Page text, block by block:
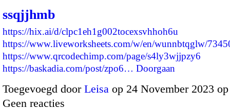
ssqjjhmb
https://hix.ai/d/clpc1eh1g002tocexsvhhoh6u
https://www.liveworksheets.com/w/en/wunnbtqglw/
https://www.qrcodechimp.com/page/s4ly3wjjpzy6
https://baskadia.com/post/zpo6… Doorgaan
Toegevoegd door Leisa op 24 November 2023
Geen reacties